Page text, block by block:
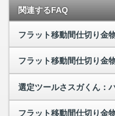
関連するFAQ